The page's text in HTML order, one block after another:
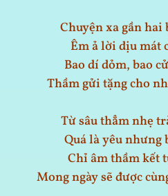
Chuyện xa gần hai
Êm ả lời dịu mát
Bao dí dỏm, bao
Thầm gửi tặng cho
Từ sâu thẳm nhẹ
Quá là yêu
Chỉ âm thầm kết
Mong ngày sẽ được